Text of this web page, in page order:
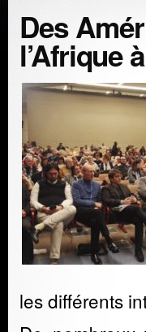
Des
l’Afrique
les différents